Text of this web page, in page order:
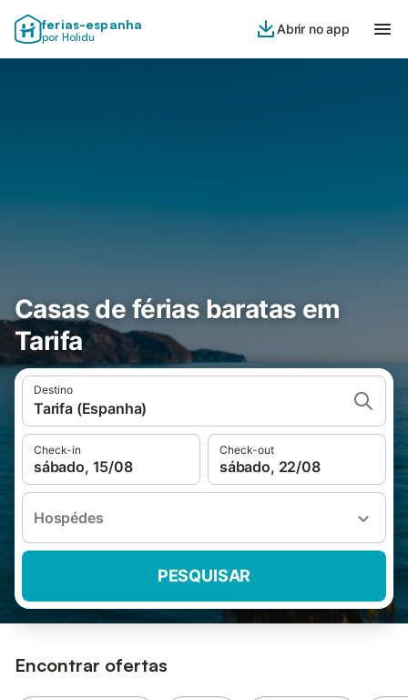
ferias-espanha
por Holidu
Abrir no app
Casas de férias baratas em
Tarifa
Destino
Tarifa (Espanha)
Check-in
sábado, 15/08
Check-out
sábado, 22/08
Hospédes
PESQUISAR
Encontrar ofertas